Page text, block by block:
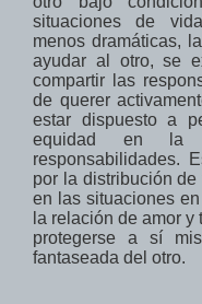
situaciones
de
menos dramáticas,
ayudar al otro, se
compartir las
de querer
estar dispuesto a
equidad en la
responsabilidades.
por la distribución de
en las situaciones
la relación de amor y
protegerse a sí
fantaseada del otro.